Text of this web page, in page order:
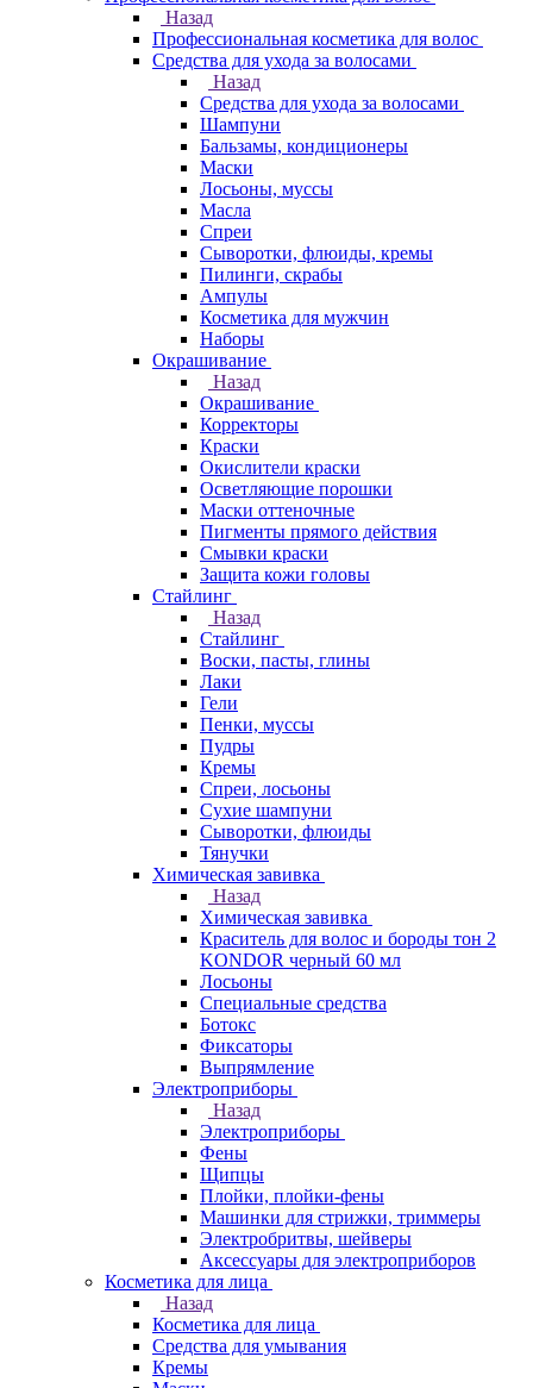
Назад
Профессиональная косметика для волос
Средства для ухода за волосами
Назад
Средства для ухода за волосами
Шампуни
Бальзамы, кондиционеры
Маски
Лосьоны, муссы
Масла
Спреи
Сыворотки, флюиды, кремы
Пилинги, скрабы
Ампулы
Косметика для мужчин
Наборы
Окрашивание
Назад
Окрашивание
Корректоры
Краски
Окислители краски
Осветляющие порошки
Маски оттеночные
Пигменты прямого действия
Смывки краски
Защита кожи головы
Стайлинг
Назад
Стайлинг
Воски, пасты, глины
Лаки
Гели
Пенки, муссы
Пудры
Кремы
Спреи, лосьоны
Сухие шампуни
Сыворотки, флюиды
Тянучки
Химическая завивка
Назад
Химическая завивка
Краситель для волос и бороды тон 2
KONDOR черный 60 мл
Лосьоны
Специальные средства
Ботокс
Фиксаторы
Выпрямление
Электроприборы
Назад
Электроприборы
Фены
Щипцы
Плойки, плойки-фены
Машинки для стрижки, триммеры
Электробритвы, шейверы
Аксессуары для электроприборов
Косметика для лица
Назад
Косметика для лица
Средства для умывания
Кремы